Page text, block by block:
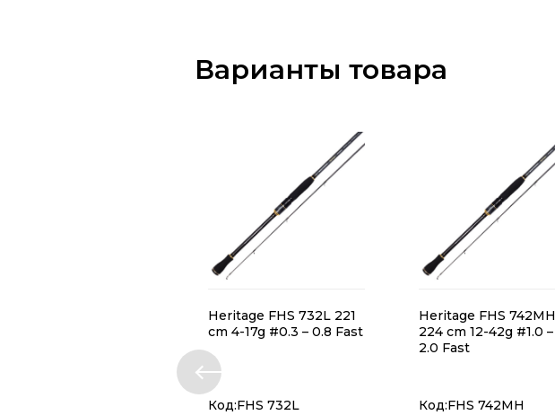
Варианты товара
Heritage FHS 732L 221
cm 4-17g #0.3 – 0.8 Fast
Код:FHS 732L
Heritage FHS 742MH
224 cm 12-42g #1.0 –
2.0 Fast
Код:FHS 742MH